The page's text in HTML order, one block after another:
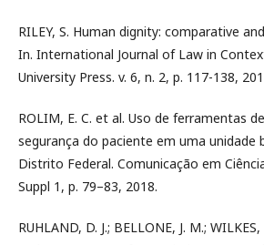
RILEY, S. Human dignity: comparative
In. International Journal of Law in
University Press. v. 6, n. 2, p. 117-138,
ROLIM, E. C. et al. Uso de ferramentas
segurança do paciente em uma unidade
Distrito Federal. Comunicação em
Suppl 1, p. 79–83, 2018.
RUHLAND, D. J.; BELLONE, J. M.;